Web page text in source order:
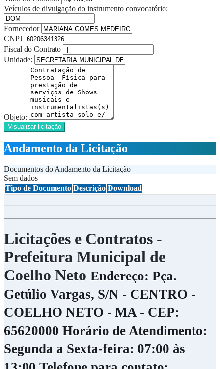
Veículos de divulgação do instrumento convocatório:
Fornecedor
CNPJ
Fiscal do Contrato
Unidade:
Objeto:
Visualizar licitação
Andamento da Licitação
Documentos do Andamento da Licitação
Sem dados
Tipo de Documento Descrição Download
Licitações e Contratos -
Prefeitura Municipal de
Coelho Neto Endereço: Pça.
Getúlio Vargas, S/N - CENTRO -
COELHO NETO - MA - CEP:
65620000 Horário de Atendimento:
Segunda a Sexta-feira: 07:00 às